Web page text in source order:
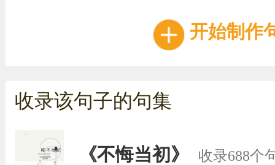
开始制作
收录该句子的句集
《不悔当初》 收录688个